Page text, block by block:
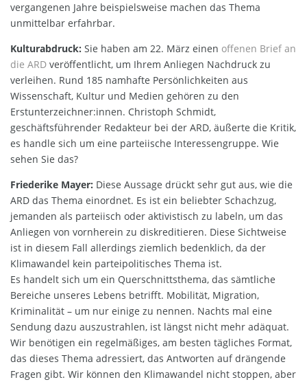
vergangenen Jahre beispielsweise machen das Thema
unmittelbar erfahrbar.
Kulturabdruck: Sie haben am 22. März einen offenen Brief an
die ARD veröffentlicht, um Ihrem Anliegen Nachdruck zu
verleihen. Rund 185 namhafte Persönlichkeiten aus
Wissenschaft, Kultur und Medien gehören zu den
Erstunterzeichner:innen. Christoph Schmidt,
geschäftsführender Redakteur bei der ARD, äußerte die Kritik,
es handle sich um eine parteiische Interessengruppe. Wie
sehen Sie das?
Friederike Mayer: Diese Aussage drückt sehr gut aus, wie die
ARD das Thema einordnet. Es ist ein beliebter Schachzug,
jemanden als parteiisch oder aktivistisch zu labeln, um das
Anliegen von vornherein zu diskreditieren. Diese Sichtweise
ist in diesem Fall allerdings ziemlich bedenklich, da der
Klimawandel kein parteipolitisches Thema ist.
Es handelt sich um ein Querschnittsthema, das sämtliche
Bereiche unseres Lebens betrifft. Mobilität, Migration,
Kriminalität – um nur einige zu nennen. Nachts mal eine
Sendung dazu auszustrahlen, ist längst nicht mehr adäquat.
Wir benötigen ein regelmäßiges, am besten tägliches Format,
das dieses Thema adressiert, das Antworten auf drängende
Fragen gibt. Wir können den Klimawandel nicht stoppen, aber